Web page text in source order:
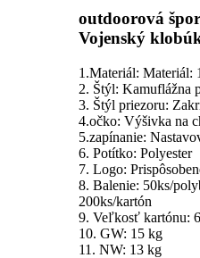
outdoorová
Vojenský
1.Materiál: Materiál:
2. Štýl: Kamuflážna
3. Štýl priezoru:
4.očko: Výšivka na
5.zapínanie:
6. Potítko: Polyester
7. Logo:
8. Balenie: 50ks/
200ks/kartón
9. Veľkosť kartónu:
10. GW: 15 kg
11. NW: 13 kg